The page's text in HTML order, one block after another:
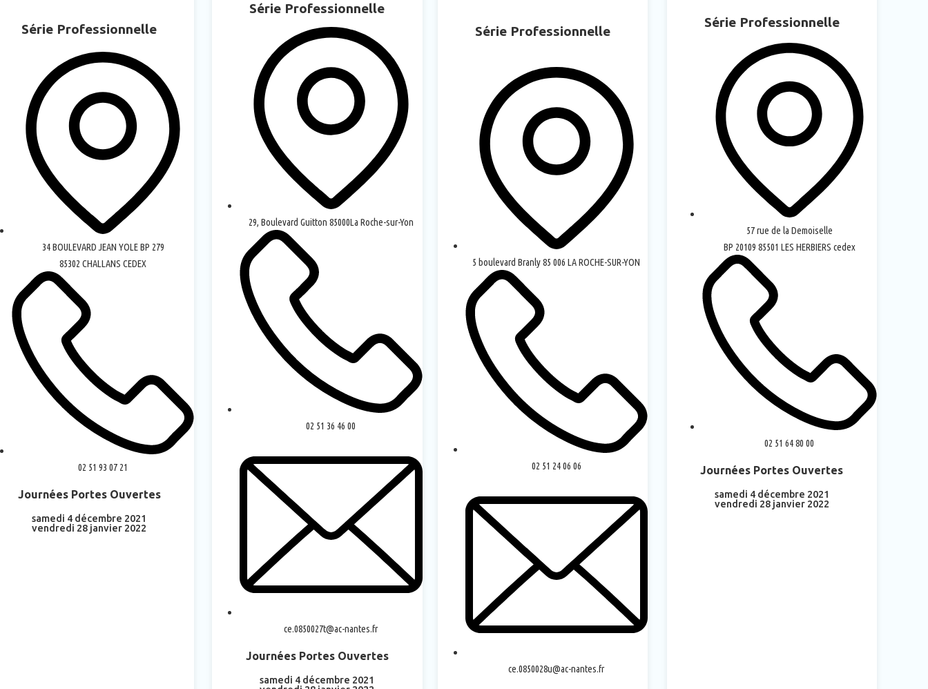
Série Professionnelle
34 BOULEVARD JEAN YOLE BP 279
85302 CHALLANS CEDEX
02 51 93 07 21
Journées Portes Ouvertes
samedi 4 décembre 2021
vendredi 28 janvier 2022
Série Professionnelle
29, Boulevard Guitton 85000La Roche-sur-Yon
02 51 36 46 00
ce.0850027t@ac-nantes.fr
Journées Portes Ouvertes
samedi 4 décembre 2021
Série Professionnelle
5 boulevard Branly 85 006 LA ROCHE-SUR-YON
02 51 24 06 06
ce.0850028u@ac-nantes.fr
Série Professionnelle
57 rue de la Demoiselle
BP 20109 85501 LES HERBIERS cedex
02 51 64 80 00
Journées Portes Ouvertes
samedi 4 décembre 2021
vendredi 28 janvier 2022